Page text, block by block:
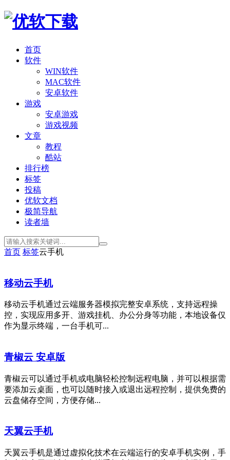
首页
软件
WIN软件
MAC软件
安卓软件
游戏
安卓游戏
游戏视频
文章
教程
酷站
排行榜
标签
投稿
优软文档
极简导航
读者墙
首页 标签云手机
移动云手机
移动云手机通过云端服务器模拟完整安卓系统，支持远程操
控，实现应用多开、游戏挂机、办公分身等功能，本地设备仅
作为显示终端，一台手机可...
青椒云 安卓版
青椒云可以通过手机或电脑轻松控制远程电脑，并可以根据需
要添加云桌面，也可以随时接入或退出远程控制，提供免费的
云盘储存空间，方便存储...
天翼云手机
天翼云手机是通过虚拟化技术在云端运行的安卓手机实例，手